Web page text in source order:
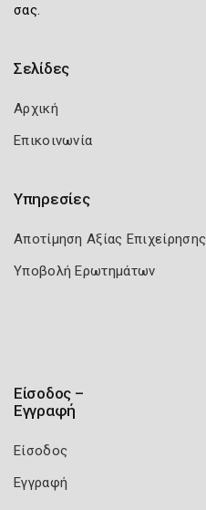
σας.
Σελίδες
Αρχική
Επικοινωνία
Υπηρεσίες
Αποτίμηση Αξίας Επιχείρησης
Υποβολή Ερωτημάτων
Είσοδος –
Εγγραφή
Είσοδος
Εγγραφή